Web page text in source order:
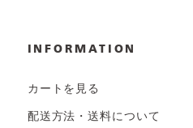
INFORMATION
カートを見る
配送方法・送料について